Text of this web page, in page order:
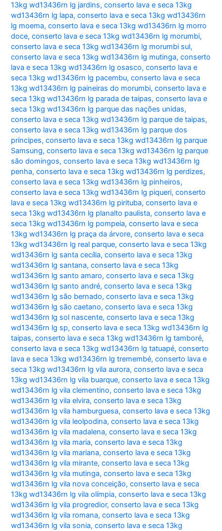
13kg wd13436rn lg jardins,conserto lava e seca 13kg
wd13436rn lg lapa,conserto lava e seca 13kg wd13436rn
lg moema,conserto lava e seca 13kg wd13436rn lg morro
doce,conserto lava e seca 13kg wd13436rn lg morumbi,
conserto lava e seca 13kg wd13436rn lg morumbi sul,
conserto lava e seca 13kg wd13436rn lg mutinga,conserto
lava e seca 13kg wd13436rn lg osasco,conserto lava e
seca 13kg wd13436rn lg pacembu,conserto lava e seca
13kg wd13436rn lg paineiras do morumbi,conserto lava e
seca 13kg wd13436rn lg parada de taipas,conserto lava e
seca 13kg wd13436rn lg parque das nações unidas,
conserto lava e seca 13kg wd13436rn lg parque de taipas,
conserto lava e seca 13kg wd13436rn lg parque dos
príncipes,conserto lava e seca 13kg wd13436rn lg parque
Samsung,conserto lava e seca 13kg wd13436rn lg parque
são domingos,conserto lava e seca 13kg wd13436rn lg
penha,conserto lava e seca 13kg wd13436rn lg perdizes,
conserto lava e seca 13kg wd13436rn lg pinheiros,
conserto lava e seca 13kg wd13436rn lg piqueri,conserto
lava e seca 13kg wd13436rn lg pirituba,conserto lava e
seca 13kg wd13436rn lg planalto paulista,conserto lava e
seca 13kg wd13436rn lg pompeia,conserto lava e seca
13kg wd13436rn lg praça da árvore,conserto lava e seca
13kg wd13436rn lg real parque,conserto lava e seca 13kg
wd13436rn lg santa cecília,conserto lava e seca 13kg
wd13436rn lg santana,conserto lava e seca 13kg
wd13436rn lg santo amaro,conserto lava e seca 13kg
wd13436rn lg santo andré,conserto lava e seca 13kg
wd13436rn lg são bernado,conserto lava e seca 13kg
wd13436rn lg são caetano,conserto lava e seca 13kg
wd13436rn lg sol nascente,conserto lava e seca 13kg
wd13436rn lg sp,conserto lava e seca 13kg wd13436rn lg
taipas,conserto lava e seca 13kg wd13436rn lg tamboré,
conserto lava e seca 13kg wd13436rn lg tatuapé,conserto
lava e seca 13kg wd13436rn lg tremembé,conserto lava e
seca 13kg wd13436rn lg vila aurora,conserto lava e seca
13kg wd13436rn lg vila buarque,conserto lava e seca 13kg
wd13436rn lg vila clementino,conserto lava e seca 13kg
wd13436rn lg vila elvira,conserto lava e seca 13kg
wd13436rn lg vila hamburguesa,conserto lava e seca 13kg
wd13436rn lg vila leolpodina,conserto lava e seca 13kg
wd13436rn lg vila madalena,conserto lava e seca 13kg
wd13436rn lg vila maria,conserto lava e seca 13kg
wd13436rn lg vila mariana,conserto lava e seca 13kg
wd13436rn lg vila mirante,conserto lava e seca 13kg
wd13436rn lg vila mutinga,conserto lava e seca 13kg
wd13436rn lg vila nova conceição,conserto lava e seca
13kg wd13436rn lg vila olímpia,conserto lava e seca 13kg
wd13436rn lg vila progredior,conserto lava e seca 13kg
wd13436rn lg vila romana,conserto lava e seca 13kg
wd13436rn lg vila sonia,conserto lava e seca 13kg